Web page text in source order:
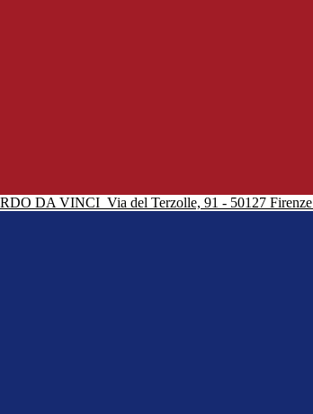
DA VINCI Via del Terzolle, 91 - 50127 Firenze